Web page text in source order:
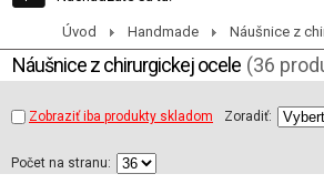
Úvod Handmade Náušnice z
Náušnice z chirurgickej ocele (36
Zobraziť iba produkty skladom Zoradiť:
Počet na stranu: